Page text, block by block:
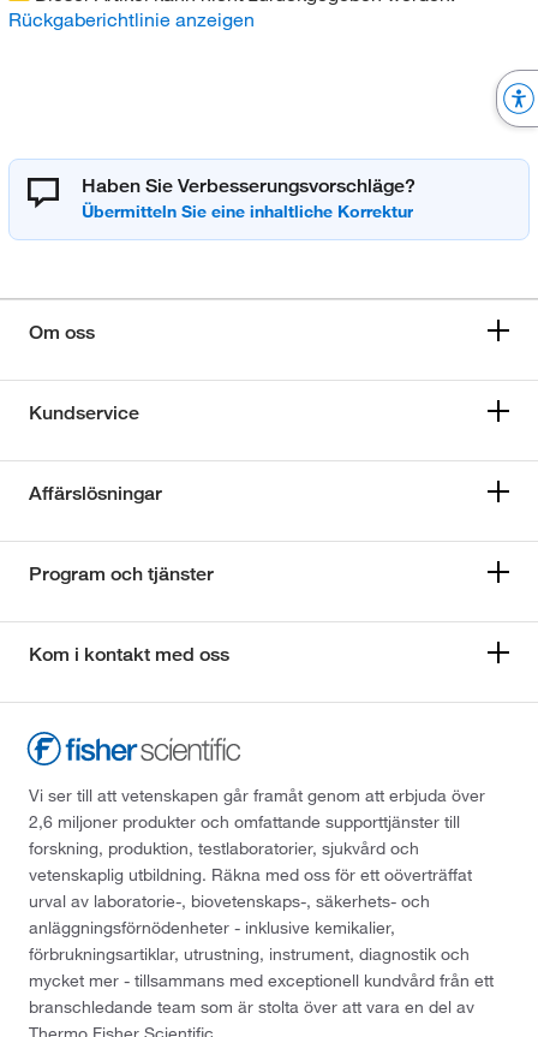
Rückgaberichtlinie anzeigen
Haben Sie Verbesserungsvorschläge?
Om oss
Kundservice
Affärslösningar
Program och tjänster
Kom i kontakt med oss
Vi ser till att vetenskapen går framåt genom att erbjuda över
2,6 miljoner produkter och omfattande supporttjänster till
forskning, produktion, testlaboratorier, sjukvård och
vetenskaplig utbildning. Räkna med oss för ett oöverträffat
urval av laboratorie-, biovetenskaps-, säkerhets- och
anläggningsförnödenheter - inklusive kemikalier,
förbrukningsartiklar, utrustning, instrument, diagnostik och
mycket mer - tillsammans med exceptionell kundvård från ett
branschledande team som är stolta över att vara en del av